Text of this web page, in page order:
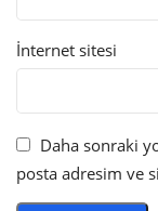
İnternet sitesi
Daha sonraki
posta adresim ve